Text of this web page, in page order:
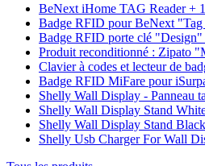
BeNext iHome TAG Reader +
Badge RFID pour BeNext
Badge RFID porte clé
Produit reconditionné : Zipato
Clavier à codes et lecteur de
Badge RFID MiFare pour
Shelly Wall Display - Panneau
Shelly Wall Display Stand
Shelly Wall Display Stand Black
Shelly Usb Charger For Wall